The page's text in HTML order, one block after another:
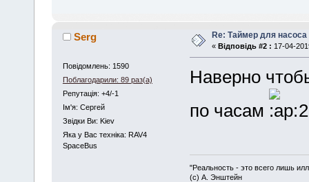
Serg
Повідомлень: 1590
Поблагодарили: 89 раз(а)
Репутація: +4/-1
Iм'я: Сергей
Звідки Ви: Kiev
Яка у Вас техніка: RAV4
SpaceBus
Re: Таймер для насоса
« Відповідь #2 : 17-04-
Наверно
по часам
2
"Реальность - это всего лишь
(с) А. Энштейн